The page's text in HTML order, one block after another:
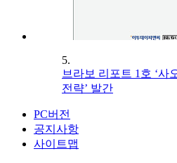
5.
브라보 리포트 1호 ‘사
전략’ 발간
PC버전
공지사항
사이트맵